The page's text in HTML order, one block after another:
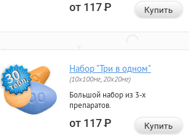
от 117Р Купить
Набор "Три в одном"
(10x100мг, 20x20мг)
Большой набор из 3-х
препаратов.
от 117Р Купить